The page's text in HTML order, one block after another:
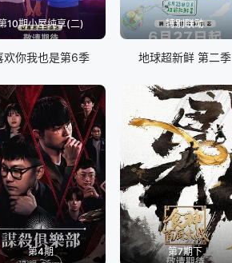
10期小屋纯享(二)
欢你我也是第6季
特别联动
地球超新鲜 第二季
第4期 第7期下